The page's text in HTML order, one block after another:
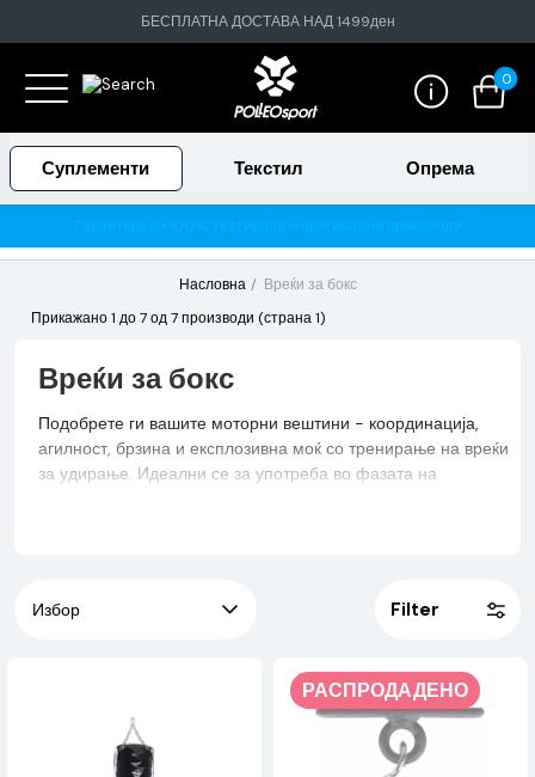
БЕСПЛАТНА ДОСТАВА НАД 1499ден
0
Суплементи Текстил Опрема
Насловна
Вреќи за бокс
Прикажано 1 до 7 од 7 производи (страна 1)
Вреќи за бокс
Подобрете ги вашите моторни вештини - координација,
агилност, брзина и експлозивна моќ со тренирање на вреќи
за удирање. Идеални се за употреба во фазата на
форми и големини.
Filter
РАСПРОДАДЕНО